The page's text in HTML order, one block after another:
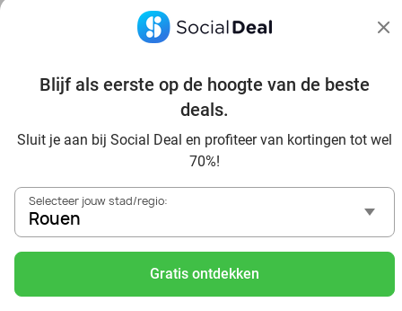
Blijf als eerste op de hoogte van de beste
deals.
Sluit je aan bij Social Deal en profiteer van kortingen tot wel
70%!
Selecteer jouw stad/regio:
Rouen
Gratis ontdekken
Ontdek alle topdeals in jouw omgeving
Visitez Eauzone SPA à prix réduit à Rouen